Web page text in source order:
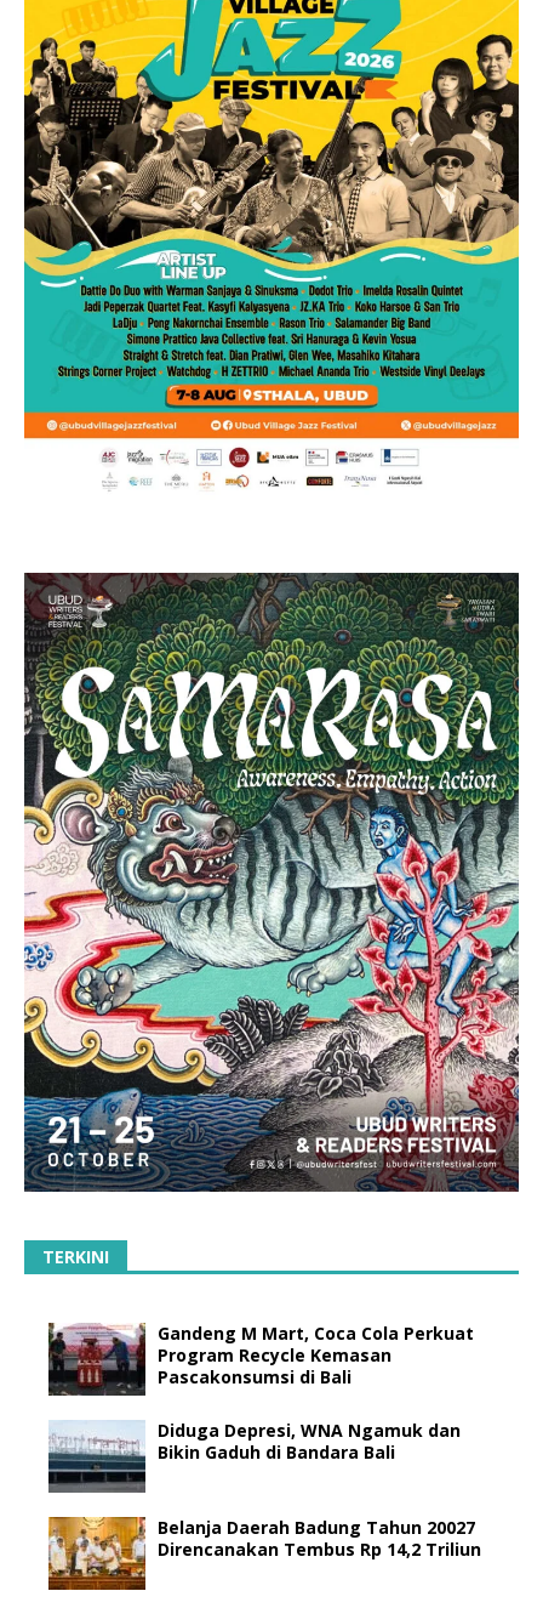
TERKINI
Gandeng M Mart, Coca Cola Perkuat
Program Recycle Kemasan
Pascakonsumsi di Bali
Diduga Depresi, WNA Ngamuk dan
Bikin Gaduh di Bandara Bali
Belanja Daerah Badung Tahun 20027
Direncanakan Tembus Rp 14,2 Triliun